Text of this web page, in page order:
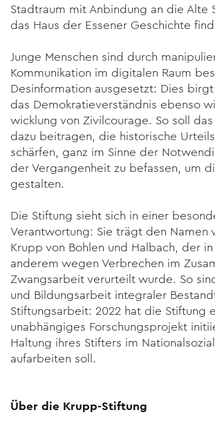
Stadtraum mit Anbin­dung an die Alte
das Haus der Essener Geschichte
Junge Menschen sind durch
Kommunikation im digi­talen Raum
Desinformation ausge­setzt: Dies
das Demokratie­ver­ständnis ebenso
wicklung von Zivil­courage. So soll
dazu bei­tragen, die historische
schärfen, ganz im Sinne der
der Vergangenheit zu befassen, um
gestalten.
Die Stiftung sieht sich in einer
Verantwortung: Sie trägt den Namen
Krupp von Bohlen und Halbach, der
anderem wegen Verbrechen im
Zwangsarbeit verurteilt wurde. So
und Bildungs­arbeit integraler
Stiftungsarbeit: 2022 hat die Stif­tung
unabhängiges For­schungs­projekt
Haltung ihres Stifters im
aufarbeiten soll.
Über die Krupp-Stiftung